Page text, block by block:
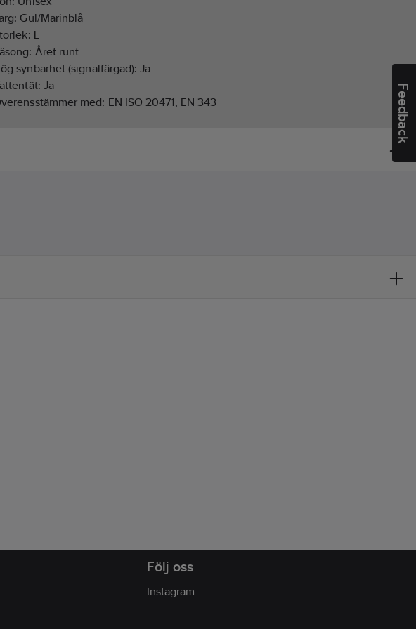
Feedback
Gul/Marinblå
L
Året runt
synbarhet (signalfärgad):Ja
Ja
med: EN ISO 20471, EN 343
Följ oss
Instagram